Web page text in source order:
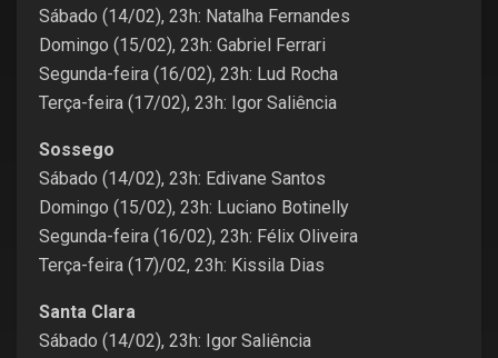
Sábado (14/02), 23h: Natalha Fernandes
Domingo (15/02), 23h: Gabriel Ferrari
Segunda-feira (16/02), 23h: Lud Rocha
Terça-feira (17/02), 23h: Igor Saliência
Sossego
Sábado (14/02), 23h: Edivane Santos
Domingo (15/02), 23h: Luciano Botinelly
Segunda-feira (16/02), 23h: Félix Oliveira
Terça-feira (17)/02, 23h: Kissila Dias
Santa Clara
Sábado (14/02), 23h: Igor Saliência